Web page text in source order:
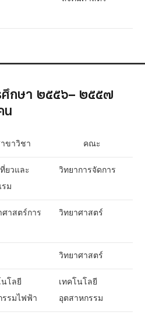
ษา ๒๕๕๖– ๒๕๕๗
ขาวิชา คณะ
ยวและ
รม
วิทยาการจัดการ
ศาสตร์การ
วิทยาศาสตร์
วิทยาศาสตร์
นโลยี
รรมไฟฟ้า
เทคโนโลยี
อุตสาหกรรม